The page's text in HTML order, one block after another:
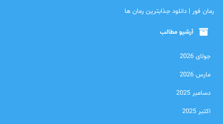
رمان فور | دانلود جذابترین رمان ها
آرشیو مطالب
جولای 2026
مارس 2026
دسامبر 2025
اکتبر 2025